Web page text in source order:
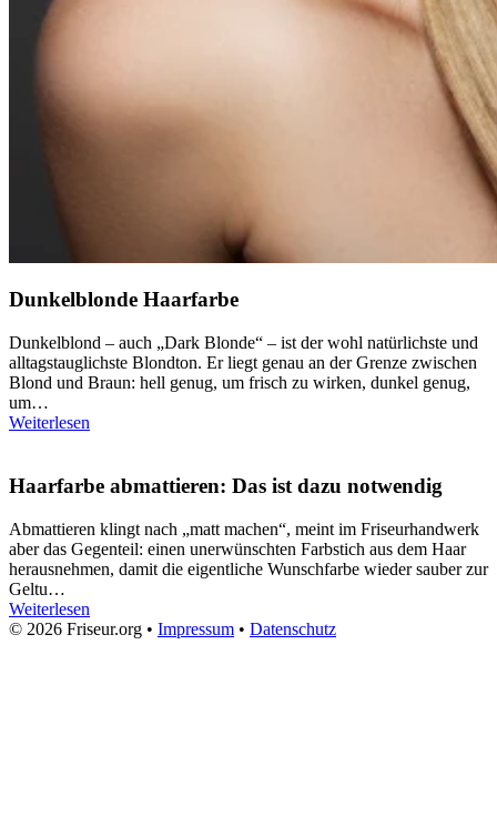
Dunkelblonde Haarfarbe
Dunkelblond – auch „Dark Blonde“ – ist der wohl natürlichste und
alltagstauglichste Blondton. Er liegt genau an der Grenze zwischen
Blond und Braun: hell genug, um frisch zu wirken, dunkel genug,
um…
Weiterlesen
Haarfarbe abmattieren: Das ist dazu notwendig
Abmattieren klingt nach „matt machen“, meint im Friseurhandwerk
aber das Gegenteil: einen unerwünschten Farbstich aus dem Haar
herausnehmen, damit die eigentliche Wunschfarbe wieder sauber zur
Geltu…
Weiterlesen
© 2026 Friseur.org • Impressum • Datenschutz